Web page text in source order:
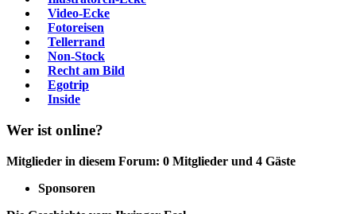
Video-Ecke
Fotoreisen
Tellerrand
Non-Stock
Recht am Bild
Egotrip
Inside
Wer ist online?
Mitglieder in diesem Forum: 0 Mitglieder und 4 Gäste
Sponsoren